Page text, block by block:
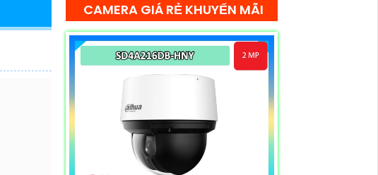
CAMERA GIÁ RẺ KHUYẾN MÃI